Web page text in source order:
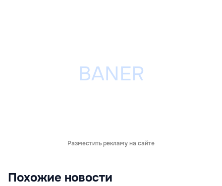
Разместить рекламу на сайте
Похожие новости